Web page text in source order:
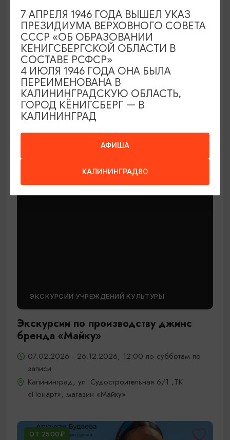
МАСТЕР-КЛАССЫ
Мастер-классы по керамике Елены
Бодяковой
Калининград, ул. Баранова, 45
ЭКСКУРСИИ УЧРЕЖДЕНИЙ КУЛЬТУРЫ
Экскурсии по производству джинс
бренда «Майку»
07.02.2026 - 26.12.2026, 12:00 по субботам по
записи
Калининград, ул. Судостроительная 6/1 ,ТК
«Понарт», магазин «Майку»
ОТ 2500₽
АФИША
КАЛИНИНГРАД80
7 АПРЕЛЯ 1946 ГОДА ВЫШЕЛ УКАЗ
ПРЕЗИДИУМА ВЕРХОВНОГО СОВЕТА
СССР «ОБ ОБРАЗОВАНИИ
КЕНИГСБЕРГСКОЙ ОБЛАСТИ В
СОСТАВЕ РСФСР»
4 ИЮЛЯ 1946 ГОДА ОНА БЫЛА
ПЕРЕИМЕНОВАНА В
КАЛИНИНГРАДСКУЮ ОБЛАСТЬ,
ГОРОД КЁНИГСБЕРГ — В
КАЛИНИНГРАД